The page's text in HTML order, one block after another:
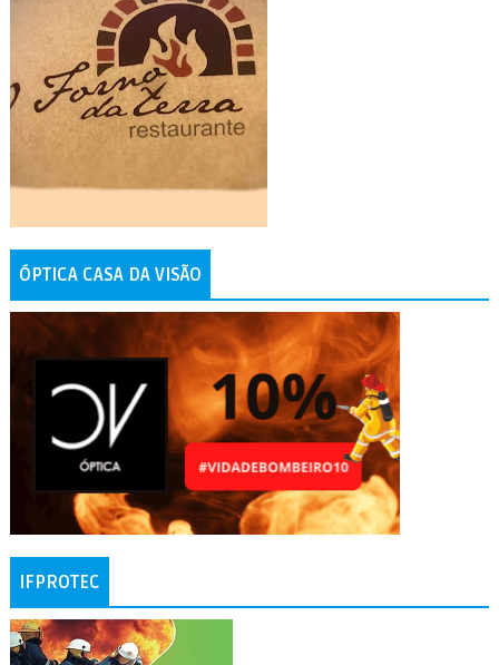
ÓPTICA CASA DA VISÃO
IFPROTEC